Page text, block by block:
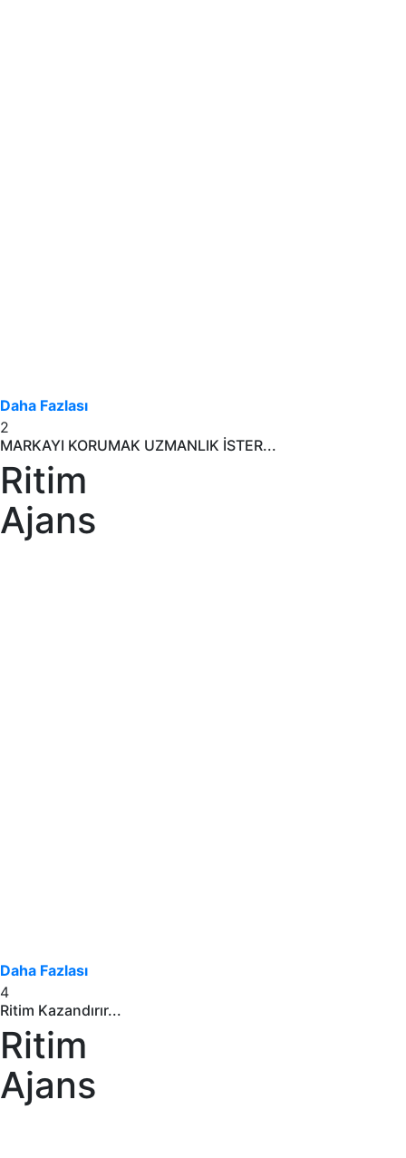
Daha Fazlası
2
MARKAYI KORUMAK UZMANLIK İSTER...
Ritim
Ajans
Daha Fazlası
4
Ritim Kazandırır...
Ritim
Ajans